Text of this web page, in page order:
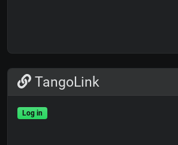
TangoLink
Log in